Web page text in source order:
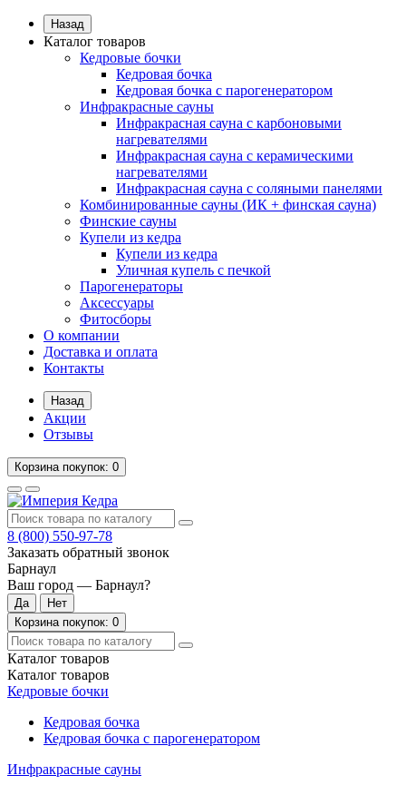
Назад
Каталог товаров
Кедровые бочки
Кедровая бочка
Кедровая бочка с парогенератором
Инфракрасные сауны
Инфракрасная сауна с карбоновыми
нагревателями
Инфракрасная сауна с керамическими
нагревателями
Инфракрасная сауна с соляными панелями
Комбинированные сауны (ИК + финская сауна)
Финские сауны
Купели из кедра
Купели из кедра
Уличная купель с печкой
Парогенераторы
Аксессуары
Фитосборы
О компании
Доставка и оплата
Контакты
Назад
Акции
Отзывы
Корзинапокупок: 0
8 (800) 550-97-78
Заказать обратный звонок
Барнаул
Ваш город — Барнаул?
Корзинапокупок: 0
Каталог товаров
Каталог товаров
Кедровые бочки
Кедровая бочка
Кедровая бочка с парогенератором
Инфракрасные сауны